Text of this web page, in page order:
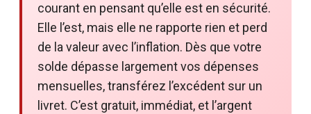
courant en pensant qu’elle est en sécurité.
Elle l’est, mais elle ne rapporte rien et perd
de la valeur avec l’inflation. Dès que votre
solde dépasse largement vos dépenses
mensuelles, transférez l’excédent sur un
livret. C’est gratuit, immédiat, et l’argent